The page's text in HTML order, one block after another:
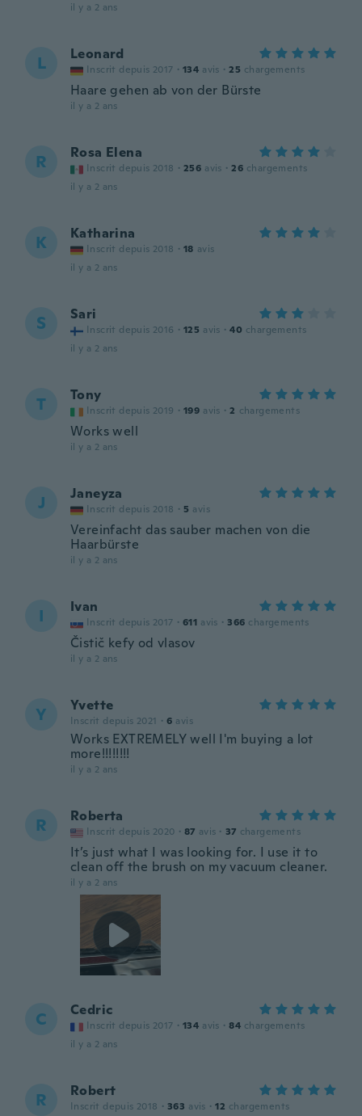
il y a 2 ans
L Leonard
Inscrit depuis 2017 · 134 avis · 25 chargements
Haare gehen ab von der Bürste
il y a 2 ans
R Rosa Elena
Inscrit depuis 2018 · 256 avis · 26 chargements
il y a 2 ans
K Katharina
Inscrit depuis 2018 · 18 avis
il y a 2 ans
S Sari
Inscrit depuis 2016 · 125 avis · 40 chargements
il y a 2 ans
T Tony
Inscrit depuis 2019 · 199 avis · 2 chargements
Works well
il y a 2 ans
J Janeyza
Inscrit depuis 2018 · 5 avis
Vereinfacht das sauber machen von die
Haarbürste
il y a 2 ans
I Ivan
Inscrit depuis 2017 · 611 avis · 366 chargements
Čistič kefy od vlasov
il y a 2 ans
Y Yvette
Inscrit depuis 2021 · 6 avis
Works EXTREMELY well I'm buying a lot
more!!!!!!!!
il y a 2 ans
R Roberta
Inscrit depuis 2020 · 87 avis · 37 chargements
It’s just what I was looking for. I use it to
clean off the brush on my vacuum cleaner.
il y a 2 ans
C Cedric
Inscrit depuis 2017 · 134 avis · 84 chargements
il y a 2 ans
R Robert
Inscrit depuis 2018 · 363 avis · 12 chargements